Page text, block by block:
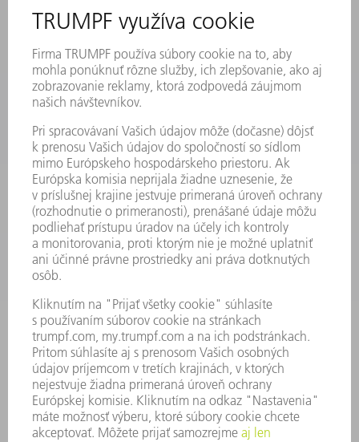
PRIHLÁSENIE NA ODBER NOVINIEK
KARTA BEZPEČNOSTNÝCH ÚDAJOV
STROJE & SYSTÉMY
LASER
VÝKONOVÁ ELEKTRONIKA
ELEKTRICKÉ RUČNÉ NÁRADIE
SMART FACTORY
SOFTVÉR
SLUŽBY
APLIKÁCIE
ODVETVIA
PODNIK
KARIÉRA
PONUKY PRACOVNÝCH MIEST
PROFIL FIRMY
PREDSTAVENSTVO
SPRÁVA O HOSPODÁRENÍ
FIREMNÉ PRINCÍPY
ZHODA
SYSTÉM OZNAMOVANIA
SECURITY
TLAČOVÉ SPRÁVY
ČASOPISY
STABILITA
ŽIVOTNÉ PROSTREDIE & KLÍMA
SOCIÁLNE VECI & SPOLOČNOSŤ